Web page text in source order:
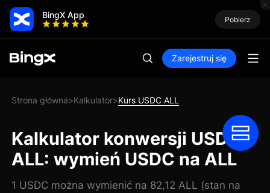
BingX App Pobierz
Zarejestruj się
Strona główna>Kalkulator>Kurs USDC ALL
Kalkulator konwersji USDC
ALL: wymień USDC na ALL
1 USDC można wymienić na 82,12 ALL (stan na